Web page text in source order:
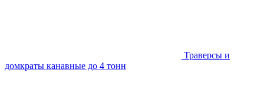
Траверсы и
домкраты канавные до 4 тонн